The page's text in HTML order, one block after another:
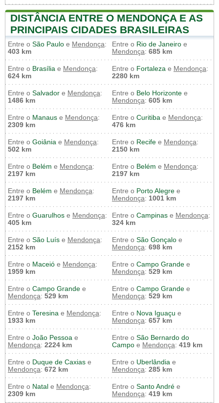
DISTÂNCIA ENTRE O MENDONÇA E AS
PRINCIPAIS CIDADES BRASILEIRAS
Entre o São Paulo e Mendonça:
403 km
Entre o Rio de Janeiro e
Mendonça: 685 km
Entre o Brasília e Mendonça:
624 km
Entre o Fortaleza e Mendonça:
2280 km
Entre o Salvador e Mendonça:
1486 km
Entre o Belo Horizonte e
Mendonça: 605 km
Entre o Manaus e Mendonça:
2309 km
Entre o Curitiba e Mendonça:
476 km
Entre o Goiânia e Mendonça:
502 km
Entre o Recife e Mendonça:
2150 km
Entre o Belém e Mendonça:
2197 km
Entre o Belém e Mendonça:
2197 km
Entre o Belém e Mendonça:
2197 km
Entre o Porto Alegre e
Mendonça: 1001 km
Entre o Guarulhos e Mendonça:
405 km
Entre o Campinas e Mendonça:
324 km
Entre o São Luís e Mendonça:
2152 km
Entre o São Gonçalo e
Mendonça: 698 km
Entre o Maceió e Mendonça:
1959 km
Entre o Campo Grande e
Mendonça: 529 km
Entre o Campo Grande e
Mendonça: 529 km
Entre o Campo Grande e
Mendonça: 529 km
Entre o Teresina e Mendonça:
1933 km
Entre o Nova Iguaçu e
Mendonça: 657 km
Entre o João Pessoa e
Mendonça: 2224 km
Entre o São Bernardo do
Campo e Mendonça: 419 km
Entre o Duque de Caxias e
Mendonça: 672 km
Entre o Uberlândia e
Mendonça: 285 km
Entre o Natal e Mendonça:
2309 km
Entre o Santo André e
Mendonça: 419 km